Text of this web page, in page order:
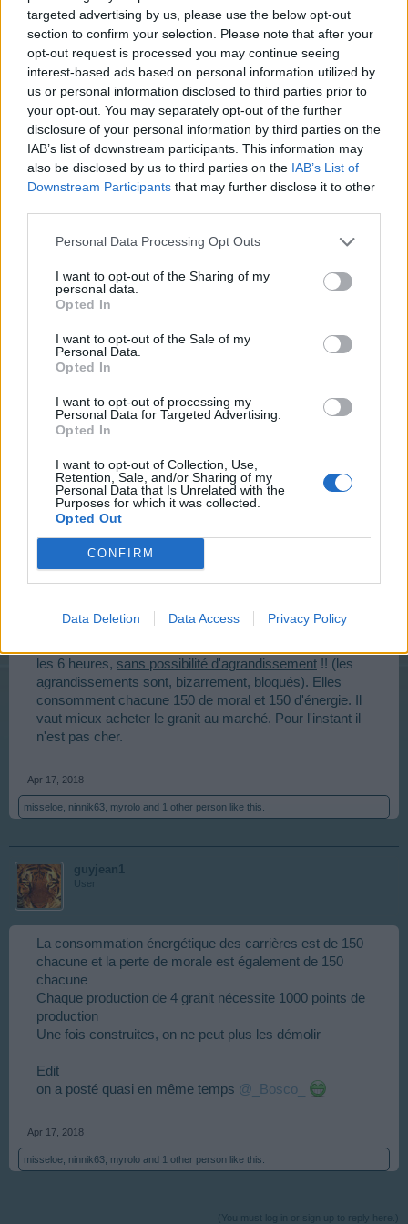
targeted advertising by us, please use the below opt-out
section to confirm your selection. Please note that after your
opt-out request is processed you may continue seeing
interest-based ads based on personal information utilized by
us or personal information disclosed to third parties prior to
your opt-out. You may separately opt-out of the further
disclosure of your personal information by third parties on the
IAB’s list of downstream participants. This information may
also be disclosed by us to third parties on the IAB’s List of
Downstream Participants that may further disclose it to other
Personal Data Processing Opt Outs
I want to opt-out of the Sharing of my
personal data.
Opted In
I want to opt-out of the Sale of my
Personal Data.
Opted In
I want to opt-out of processing my
Personal Data for Targeted Advertising.
Opted In
I want to opt-out of Collection, Use,
Retention, Sale, and/or Sharing of my
Personal Data that Is Unrelated with the
Purposes for which it was collected.
Opted Out
CONFIRM
Data Deletion Data Access Privacy Policy
Apr 17, 2018
_Bosco_
User
Salut,
chaque carrière compte pour une parcelle pour notre
l'abandon) chaque carrière compte pour 2 parcelles.
Si tu achètes les 2 carrières et que tu as déjà toutes les
autres parcelles, tu auras donc 142 parcelles pour notre
Je rappelle au passage le mode de calcul des points du
TOP francophone :
nombre de parcelles x 100 points
Nombre d'habitants
Niveau x 1000
+
sous-niveau x 200
Concernant l'intérêt d'acheter ces 2 carrières : AUCUN,
sauf si tu veux gagner 200 points pour le TOP. A part
les 6 heures, sans possibilité d'agrandissement !! (les
agrandissements sont, bizarrement, bloqués). Elles
consomment chacune 150 de moral et 150 d'énergie. Il
vaut mieux acheter le granit au marché. Pour l'instant il
n'est pas cher.
Apr 17, 2018
misseloe ninnik63 myrolo and 1 other person like this.
guyjean1
User
La consommation énergétique des carrières est de 150
chacune et la perte de morale est également de 150
chacune
Chaque production de 4 granit nécessite 1000 points de
production
Une fois construites, on ne peut plus les démolir
Edit
on a posté quasi en même temps @_Bosco_
Apr 17, 2018
misseloe ninnik63 myrolo and 1 other person like this.
(You must log in or sign up to reply here.)